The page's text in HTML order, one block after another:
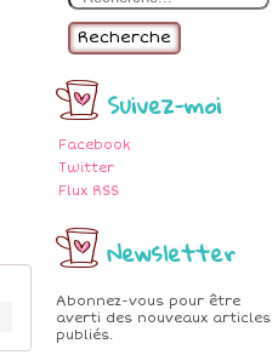
Recherche
Suivez-moi
Facebook
Twitter
Flux RSS
Newsletter
Abonnez-vous pour être
averti des nouveaux articles
publiés.